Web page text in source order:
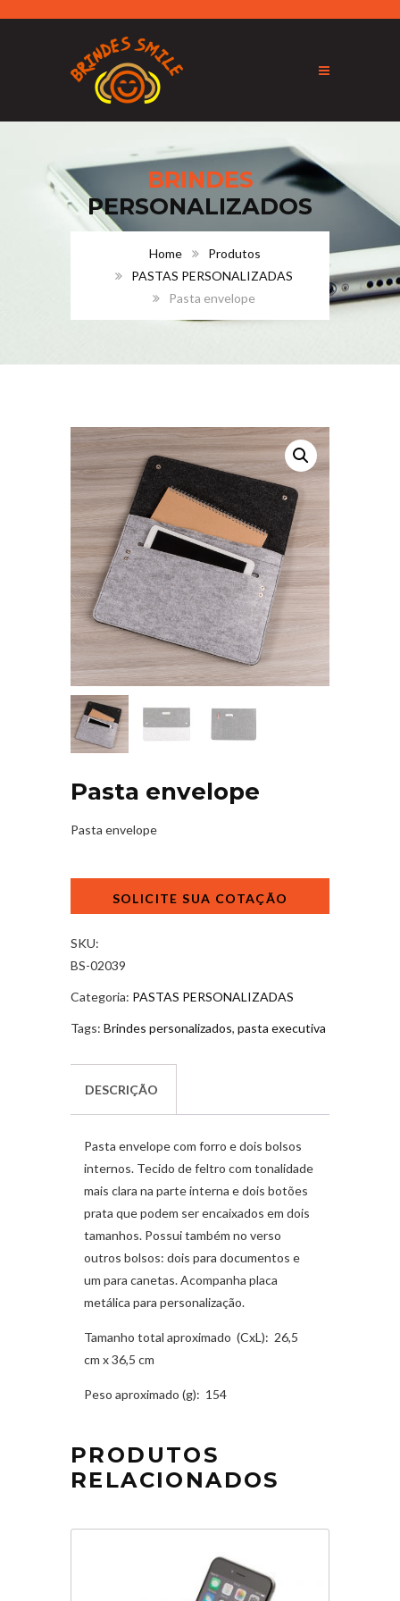
BRINDES
PERSONALIZADOS
Home
Produtos
PASTAS PERSONALIZADAS
Pasta envelope
Pasta envelope
Pasta envelope
quantidade
SKU:
BS-02039
Categoria: PASTAS PERSONALIZADAS
Tags: Brindes personalizados, pasta executiva
DESCRIÇÃO
Pasta envelope com forro e dois bolsos
internos. Tecido de feltro com tonalidade
mais clara na parte interna e dois botões
prata que podem ser encaixados em dois
tamanhos. Possui também no verso
outros bolsos: dois para documentos e
um para canetas. Acompanha placa
metálica para personalização.
Tamanho total aproximado (CxL): 26,5
cm x 36,5 cm
Peso aproximado (g): 154
PRODUTOS
RELACIONADOS